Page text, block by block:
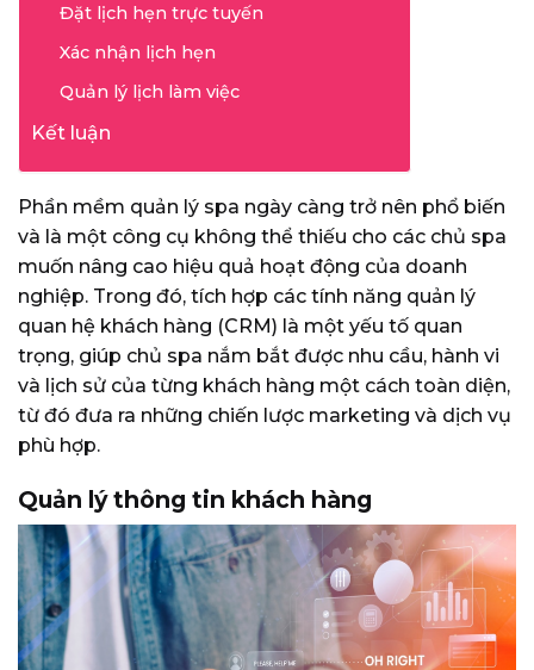
Đặt lịch hẹn trực tuyến
Xác nhận lịch hẹn
Quản lý lịch làm việc
Kết luận
Phần mềm quản lý spa ngày càng trở nên phổ biến
và là một công cụ không thể thiếu cho các chủ spa
muốn nâng cao hiệu quả hoạt động của doanh
nghiệp. Trong đó, tích hợp các tính năng quản lý
quan hệ khách hàng (CRM) là một yếu tố quan
trọng, giúp chủ spa nắm bắt được nhu cầu, hành vi
và lịch sử của từng khách hàng một cách toàn diện,
từ đó đưa ra những chiến lược marketing và dịch vụ
phù hợp.
Quản lý thông tin khách hàng